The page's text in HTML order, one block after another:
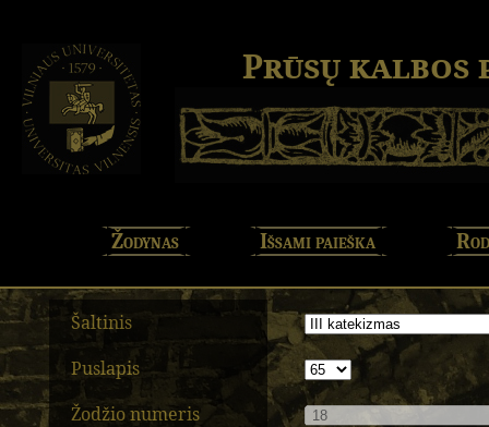
Prūsų kalbos
Žodynas Išsami paieška
Šaltinis
Puslapis
Žodžio numeris